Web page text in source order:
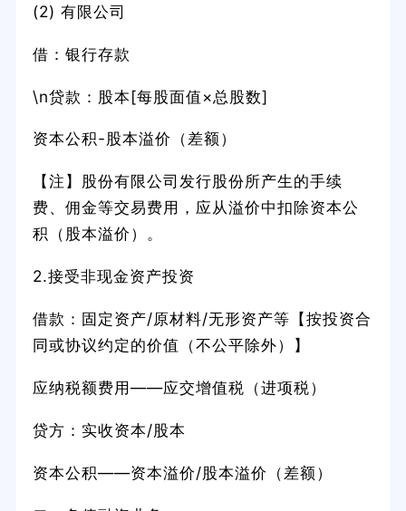
(2) 有限公司
借：银行存款
\n贷款：股本[每股面值×总股数]
资本公积-股本溢价（差额）
【注】股份有限公司发行股份所产生的手续
费、佣金等交易费用，应从溢价中扣除资本公
积（股本溢价）。
2.接受非现金资产投资
借款：固定资产/原材料/无形资产等【按投资合
同或协议约定的价值（不公平除外）】
应纳税额费用——应交增值税（进项税）
贷方：实收资本/股本
资本公积——资本溢价/股本溢价（差额）